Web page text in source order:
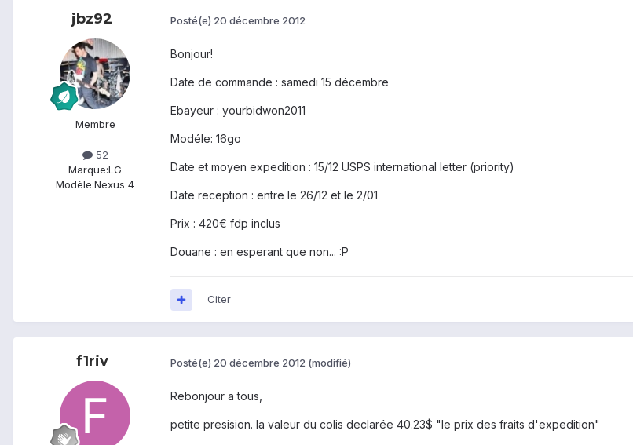
jbz92
Membre
52
Marque:LG
Modèle:Nexus 4
Posté(e) 20 décembre 2012
Bonjour!
Date de commande : samedi 15 décembre
Ebayeur : yourbidwon2011
Modéle: 16go
Date et moyen expedition : 15/12 USPS international letter (priority)
Date reception : entre le 26/12 et le 2/01
Prix : 420€ fdp inclus
Douane : en esperant que non... :P
Citer
f1riv Posté(e) 20 décembre 2012 (modifié)
Rebonjour a tous,
petite presision. la valeur du colis declarée 40.23$ "le prix des fraits d'expedition"